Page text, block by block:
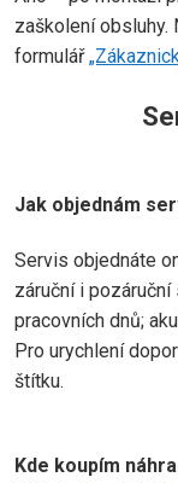
zaškolení obsluhy.
formulář
Jak objednám
Servis objednáte
záruční i
pracovních dnů;
Pro urychlení
štítku.
Kde koupím